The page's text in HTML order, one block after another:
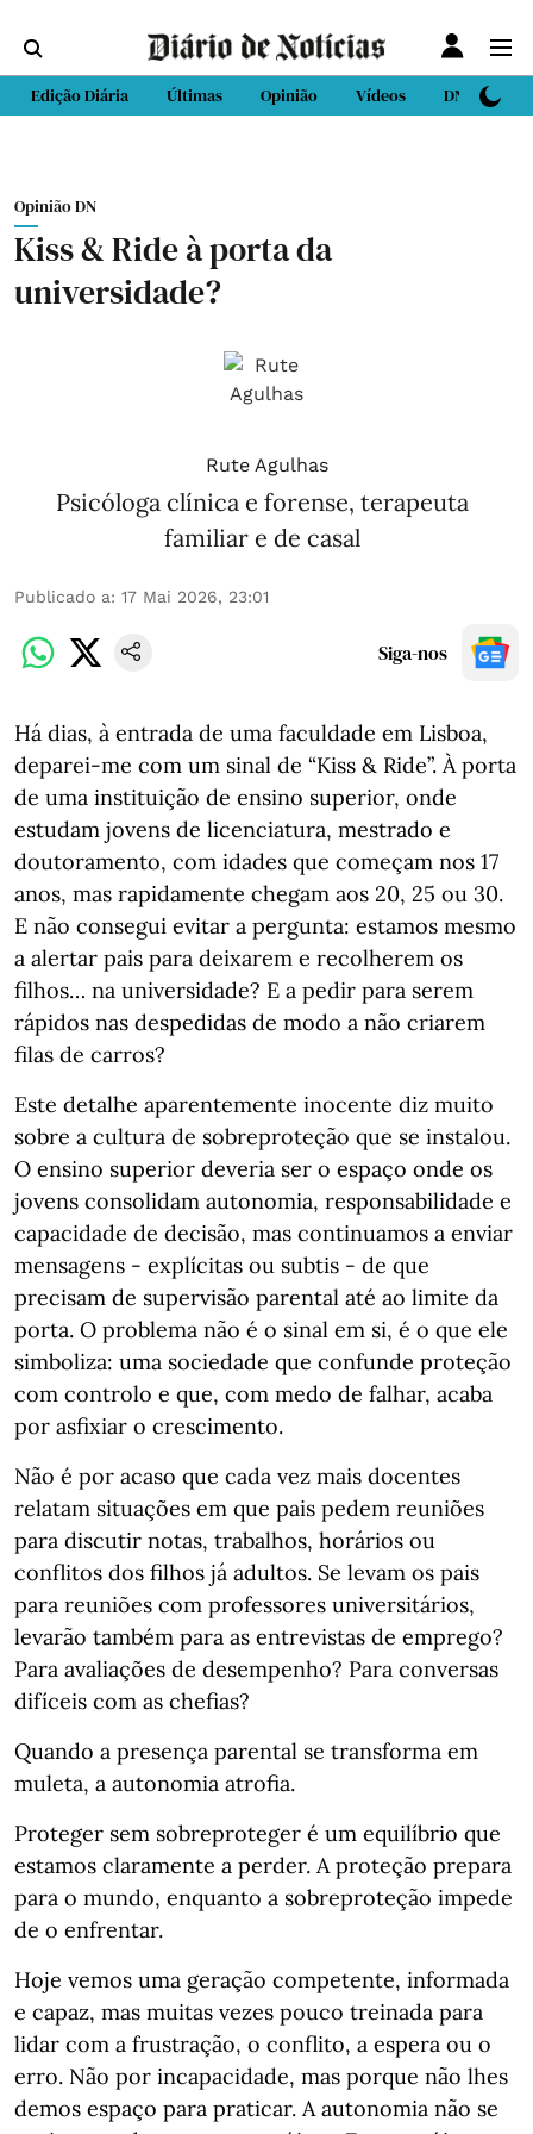
Edição Diária Últimas Opinião Vídeos DN Sport
Opinião DN
Kiss & Ride à porta da
universidade?
Rute Agulhas
Psicóloga clínica e forense, terapeuta
familiar e de casal
Publicado a: 17 Mai 2026, 23:01
Siga-nos
Há dias, à entrada de uma faculdade em Lisboa,
deparei-me com um sinal de “Kiss & Ride”. À porta
de uma instituição de ensino superior, onde
estudam jovens de licenciatura, mestrado e
doutoramento, com idades que começam nos 17
anos, mas rapidamente chegam aos 20, 25 ou 30.
E não consegui evitar a pergunta: estamos mesmo
a alertar pais para deixarem e recolherem os
filhos… na universidade? E a pedir para serem
rápidos nas despedidas de modo a não criarem
filas de carros?
Este detalhe aparentemente inocente diz muito
sobre a cultura de sobreproteção que se instalou.
O ensino superior deveria ser o espaço onde os
jovens consolidam autonomia, responsabilidade e
capacidade de decisão, mas continuamos a enviar
mensagens - explícitas ou subtis - de que
precisam de supervisão parental até ao limite da
porta. O problema não é o sinal em si, é o que ele
simboliza: uma sociedade que confunde proteção
com controlo e que, com medo de falhar, acaba
por asfixiar o crescimento.
Não é por acaso que cada vez mais docentes
relatam situações em que pais pedem reuniões
para discutir notas, trabalhos, horários ou
conflitos dos filhos já adultos. Se levam os pais
para reuniões com professores universitários,
levarão também para as entrevistas de emprego?
Para avaliações de desempenho? Para conversas
difíceis com as chefias?
Quando a presença parental se transforma em
muleta, a autonomia atrofia.
Proteger sem sobreproteger é um equilíbrio que
estamos claramente a perder. A proteção prepara
para o mundo, enquanto a sobreproteção impede
de o enfrentar.
Hoje vemos uma geração competente, informada
e capaz, mas muitas vezes pouco treinada para
lidar com a frustração, o conflito, a espera ou o
erro. Não por incapacidade, mas porque não lhes
demos espaço para praticar. A autonomia não se